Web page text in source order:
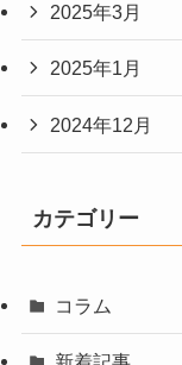
2025年3月
2025年1月
2024年12月
カテゴリー
コラム